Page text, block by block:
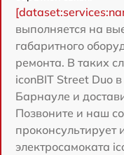
выполняется на
габаритного
ремонта. В таких
iconBIT Street Duo
Барнауле и
Позвоните и наш
проконсультирует
электросамоката